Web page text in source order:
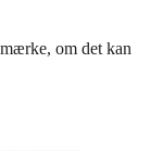
om det kan